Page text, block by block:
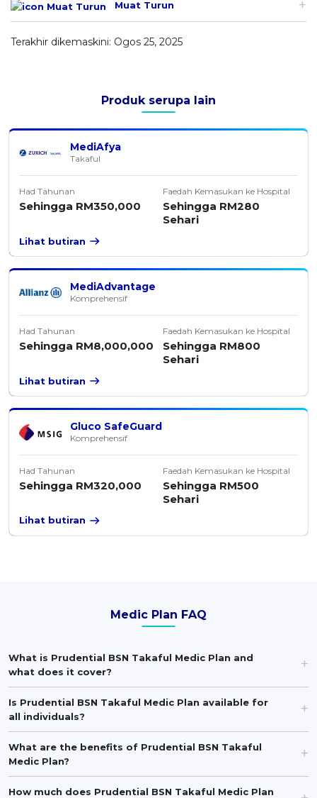
Muat Turun
Terakhir dikemaskini: Ogos 25, 2025
Produk serupa lain
MediAfya
Takaful
Had Tahunan
Sehingga RM350,000
Faedah Kemasukan ke Hospital
Sehingga RM280
Sehari
Lihat butiran
MediAdvantage
Komprehensif
Had Tahunan
Sehingga RM8,000,000
Faedah Kemasukan ke Hospital
Sehingga RM800
Sehari
Lihat butiran
Gluco SafeGuard
Komprehensif
Had Tahunan
Sehingga RM320,000
Faedah Kemasukan ke Hospital
Sehingga RM500
Sehari
Lihat butiran
Medic Plan FAQ
What is Prudential BSN Takaful Medic Plan and
what does it cover?
Is Prudential BSN Takaful Medic Plan available for
all individuals?
What are the benefits of Prudential BSN Takaful
Medic Plan?
How much does Prudential BSN Takaful Medic Plan